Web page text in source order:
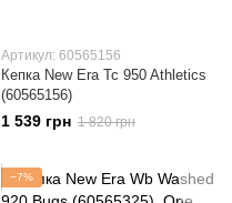
Артикул: 60565156
Кепка New Era Tc 950 Athletics
(60565156)
1 539 грн 1 820 грн
−7%